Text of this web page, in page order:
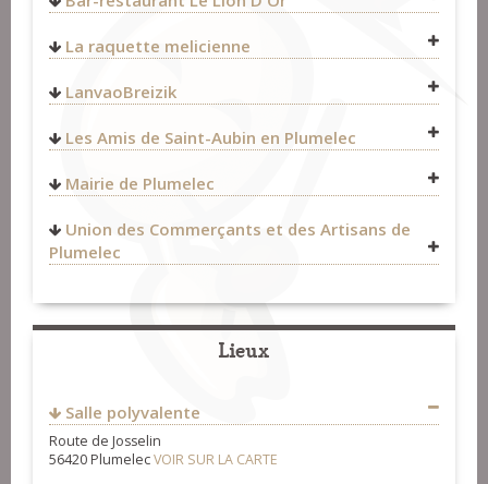
Mairie de Plumelec
19 place de l'église
56420Plumelec
FRANCE
0620195973
festivalplumelec@gmail.com
https://www.facebook.com/claiedesol/
Concerts> Organisateurs
Fest-Noz et Fest-Deiz> Organisateurs
56420Plumelec
02 97 42 24 19
lop56420@gmail.com
La raquette melicienne
Fest-Noz et Fest-Deiz
LanvaoBreizik
Kermorin
FRANCE
07 86 11 32 03
https//www.facebook.com/lanvaobreizik
Fest-Noz et Fest-Deiz >
Les Amis de Saint-Aubin en Plumelec
Fest-Noz et Fest-Deiz
Mairie de Plumelec
56420Plumelec
FRANCE
100052540550132/
Fest-Noz et Fest-Deiz>Organisateurs
Union des Commerçants et des Artisans de
Plumelec
Concerts
> Organisateurs
Lieux
Salle polyvalente
Route de Josselin
56420 PlumelecVOIR SUR LA CARTE